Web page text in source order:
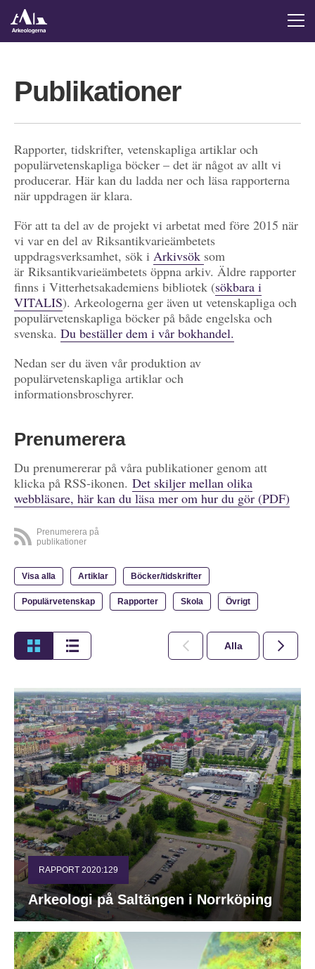
Publikationer
Rapporter, tidskrifter, vetenskapliga artiklar och
populärvetenskapliga böcker – det är något av allt vi
producerar. Här kan du ladda ner och läsa rapporterna
när uppdragen är klara.
För att ta del av de projekt vi arbetat med före 2015 när
vi var en del av Riksantikvarieämbetets
uppdragsverksamhet, sök i Arkivsök som
är Riksantikvarieämbetets öppna arkiv. Äldre rapporter
finns i Vitterhetsakademiens bibliotek (sökbara i
VITALIS). Arkeologerna ger även ut vetenskapliga och
populärvetenskapliga böcker på både engelska och
svenska. Du beställer dem i vår bokhandel.
Nedan ser du även vår produktion av
populärvetenskapliga artiklar och
informationsbroschyrer.
Prenumerera
Du prenumererar på våra publikationer genom att
klicka på RSS-ikonen. Det skiljer mellan olika
webbläsare, här kan du läsa mer om hur du gör (PDF)
Prenumerera på
publikationer
Visa alla Artiklar Böcker/tidskrifter
Populärvetenskap Rapporter Skola Övrigt
Alla 2026
RAPPORT 2020:129
Arkeologi på Saltängen i Norrköping